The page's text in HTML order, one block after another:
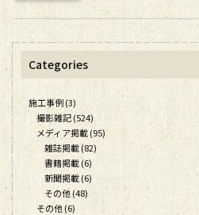
Categories
施工事例 (3)
撮影雑記 (524)
メディア掲載 (95)
雑誌掲載 (82)
書籍掲載 (6)
新聞掲載 (6)
その他 (48)
その他 (6)